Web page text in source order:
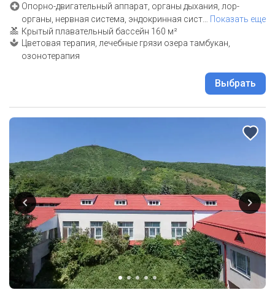
Опорно-двигательный аппарат, органы дыхания, лор-
органы, нервная система, эндокринная сист
Показать еще
Крытый плавательный бассейн 160 м²
Цветовая терапия, лечебные грязи озера тамбукан,
озонотерапия
Выбрать